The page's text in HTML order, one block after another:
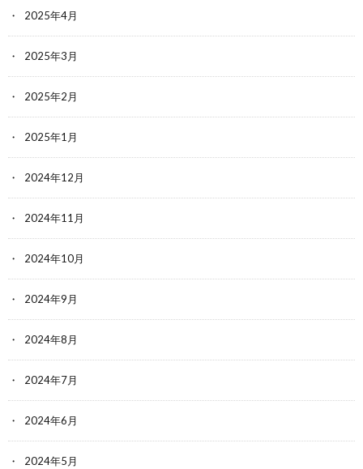
2025年4月
2025年3月
2025年2月
2025年1月
2024年12月
2024年11月
2024年10月
2024年9月
2024年8月
2024年7月
2024年6月
2024年5月